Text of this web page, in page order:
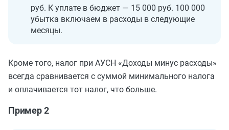
руб. К уплате в бюджет — 15 000 руб. 100 000
убытка включаем в расходы в следующие
месяцы.
Кроме того, налог при АУСН «Доходы минус расходы»
всегда сравнивается с суммой минимального налога
и оплачивается тот налог, что больше.
Пример 2